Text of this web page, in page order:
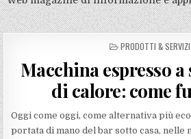
POSTED
PRODOTTI & SERVIZI
Macchina espresso
di calore: come
Oggi come oggi, come alternativa più
portata di mano del bar sotto casa, nelle